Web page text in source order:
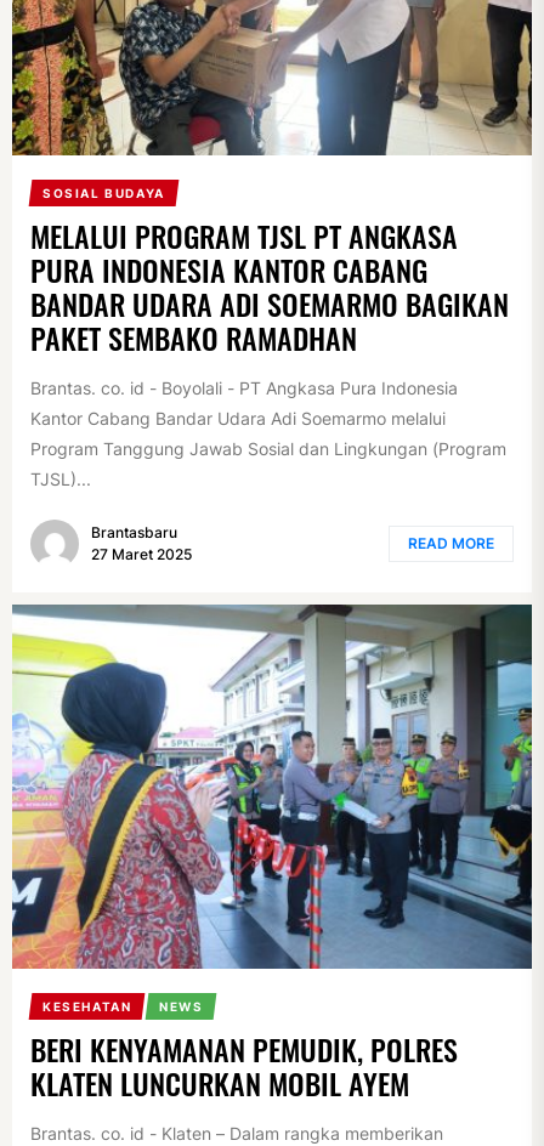
SOSIAL BUDAYA
MELALUI PROGRAM TJSL PT ANGKASA
PURA INDONESIA KANTOR CABANG
BANDAR UDARA ADI SOEMARMO BAGIKAN
PAKET SEMBAKO RAMADHAN
Brantas. co. id - Boyolali - PT Angkasa Pura Indonesia
Kantor Cabang Bandar Udara Adi Soemarmo melalui
Program Tanggung Jawab Sosial dan Lingkungan (Program
TJSL)...
Brantasbaru
27 Maret 2025
READ MORE
KESEHATAN NEWS
BERI KENYAMANAN PEMUDIK, POLRES
KLATEN LUNCURKAN MOBIL AYEM
Brantas. co. id - Klaten – Dalam rangka memberikan